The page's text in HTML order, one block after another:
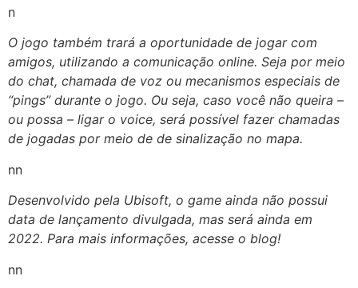
n
O jogo também trará a oportunidade de jogar com
amigos, utilizando a comunicação online. Seja por meio
do chat, chamada de voz ou mecanismos especiais de
“pings” durante o jogo. Ou seja, caso você não queira –
ou possa – ligar o voice, será possível fazer chamadas
de jogadas por meio de de sinalização no mapa.
nn
Desenvolvido pela Ubisoft, o game ainda não possui
data de lançamento divulgada, mas será ainda em
2022. Para mais informações, acesse o blog!
nn